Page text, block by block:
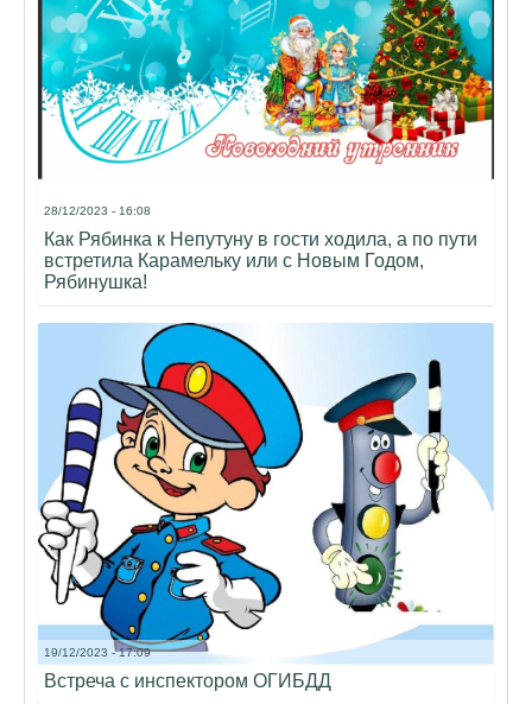
28/12/2023 - 16:08
Как Рябинка к Непутуну в гости ходила, а по пути
встретила Карамельку или с Новым Годом,
Рябинушка!
19/12/2023 - 17:09
Встреча с инспектором ОГИБДД